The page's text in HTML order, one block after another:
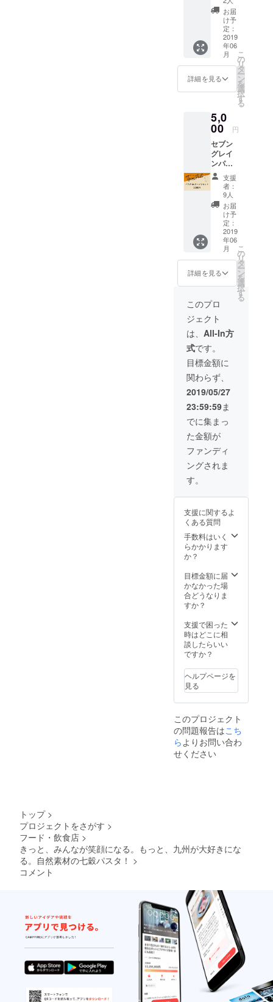
・高千
穂峡の
うまく
ちめん
つゆ
スト
レート
タイプ
１２袋
が全て
入った
ふりか
ける野
菜で、
本格的
なパス
タが作
キット
です。
パスタ
８食
分 ※一
袋
（180g
）で2食
分です
セブン
グレイ
ンパス
タ ・ス
パゲッ
ティ
(180g)×
2袋 ・
ネ
1袋 ・
リング
(180g)×
1袋 ・
熊本県
産ドラ
イベジ
（HOS
HIKO)
えの
きと小
松菜
10g×5
袋 ・ふ
菜 に
んにく
生姜
（HOS
HIKO)
ボト
40g×1
本
スタが
簡単に
作れる
パスタ
セット
人気の
熊本県
産のド
ライベ
ジタブ
HOSHI
KOと、
にんに
くやた
まね
ぎ、生
姜、唐
辛子が
全て
入った
ふりか
ける野
菜で、
本格的
なパス
タが作
れま
更にお
得なク
ラウド
ファン
ディン
グ限定
セッ
ト！ 2
食分お
得な18
食分 ※
一袋
（180g
）で2食
分です
セブン
グレイ
ンパス
ティ
(180g)×
3袋 ・
フェッ
トチー
ネ
リング
イネ
(180g)×
産ドラ
イベジ
タブル
（HOS
えの
きと小
松菜
10g×9
りかけ
る野
菜 に
んにく
生姜
お届
け予
定：
2019
年06
月
詳細を見る
こ
の
リ
タ
ー
ン
を
選
択
す
る
5,0
00 円
セブン
グレイ
ンパス
タの麺
は（な
と！）
ラーメ
ンでも
美味し
いんで
す！ 人
気の熊
本県産
のドラ
イベジ
タブル
HOSHI
KOとの
コラ
ボ！あ
ごだし
スープ
付き 10
食分 ※
一袋
（180g
）で2食
分です
セブン
グレイ
ンパス
タ ・ス
パゲッ
×5袋 ・
ベジタ
ブル
（HOS
HIKO)1
0g×5袋
だし
ラーメ
ンスー
プ×10袋
支援
者：
9人
お届
け予
定：
2019
年06
月
詳細を見る
こ
の
リ
タ
ー
ン
を
選
択
す
る
このプロ
ジェクト
は、 All-In方
式です。
目標金額に
関わらず、
2019/05/27
23:59:59ま
でに集まっ
た金額が
ファンディ
ングされま
す。
支援に関するよ
くある質問
手数料はいく
らかかります
か？
目標金額に届
かなかった場
合どうなりま
すか？
支援で困った
時はどこに相
談したらいい
ですか？
ヘルプページを
見る
このプロジェクト
の問題報告はこち
ら よりお問い合わ
せください
トップ >
プロジェクトをさがす >
フード・飲食店 >
きっと、みんなが笑顔になる。もっと、九州が大好きにな
る。自然素材の七穀パスタ！ >
コメント